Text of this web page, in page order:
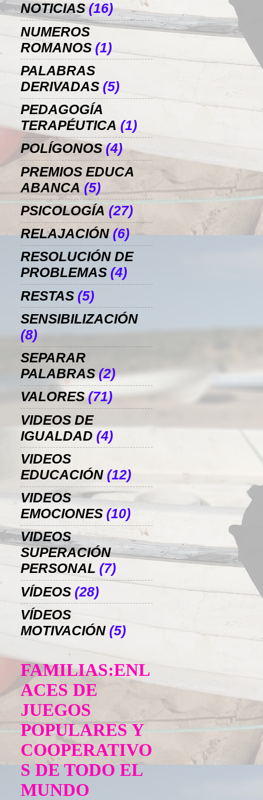
NOTICIAS (16)
NUMEROS
ROMANOS (1)
PALABRAS
DERIVADAS (5)
PEDAGOGÍA
TERAPÉUTICA (1)
POLÍGONOS (4)
PREMIOS EDUCA
ABANCA (5)
PSICOLOGÍA (27)
RELAJACIÓN (6)
RESOLUCIÓN DE
PROBLEMAS (4)
RESTAS (5)
SENSIBILIZACIÓN
(8)
SEPARAR
PALABRAS (2)
VALORES (71)
VIDEOS DE
IGUALDAD (4)
VIDEOS
EDUCACIÓN (12)
VIDEOS
EMOCIONES (10)
VIDEOS
SUPERACIÓN
PERSONAL (7)
VÍDEOS (28)
VÍDEOS
MOTIVACIÓN (5)
FAMILIAS:ENL
ACES DE
JUEGOS
POPULARES Y
COOPERATIVO
S DE TODO EL
MUNDO